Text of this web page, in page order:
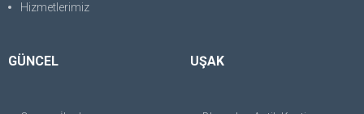
Hizmetlerimiz
GÜNCEL UŞAK